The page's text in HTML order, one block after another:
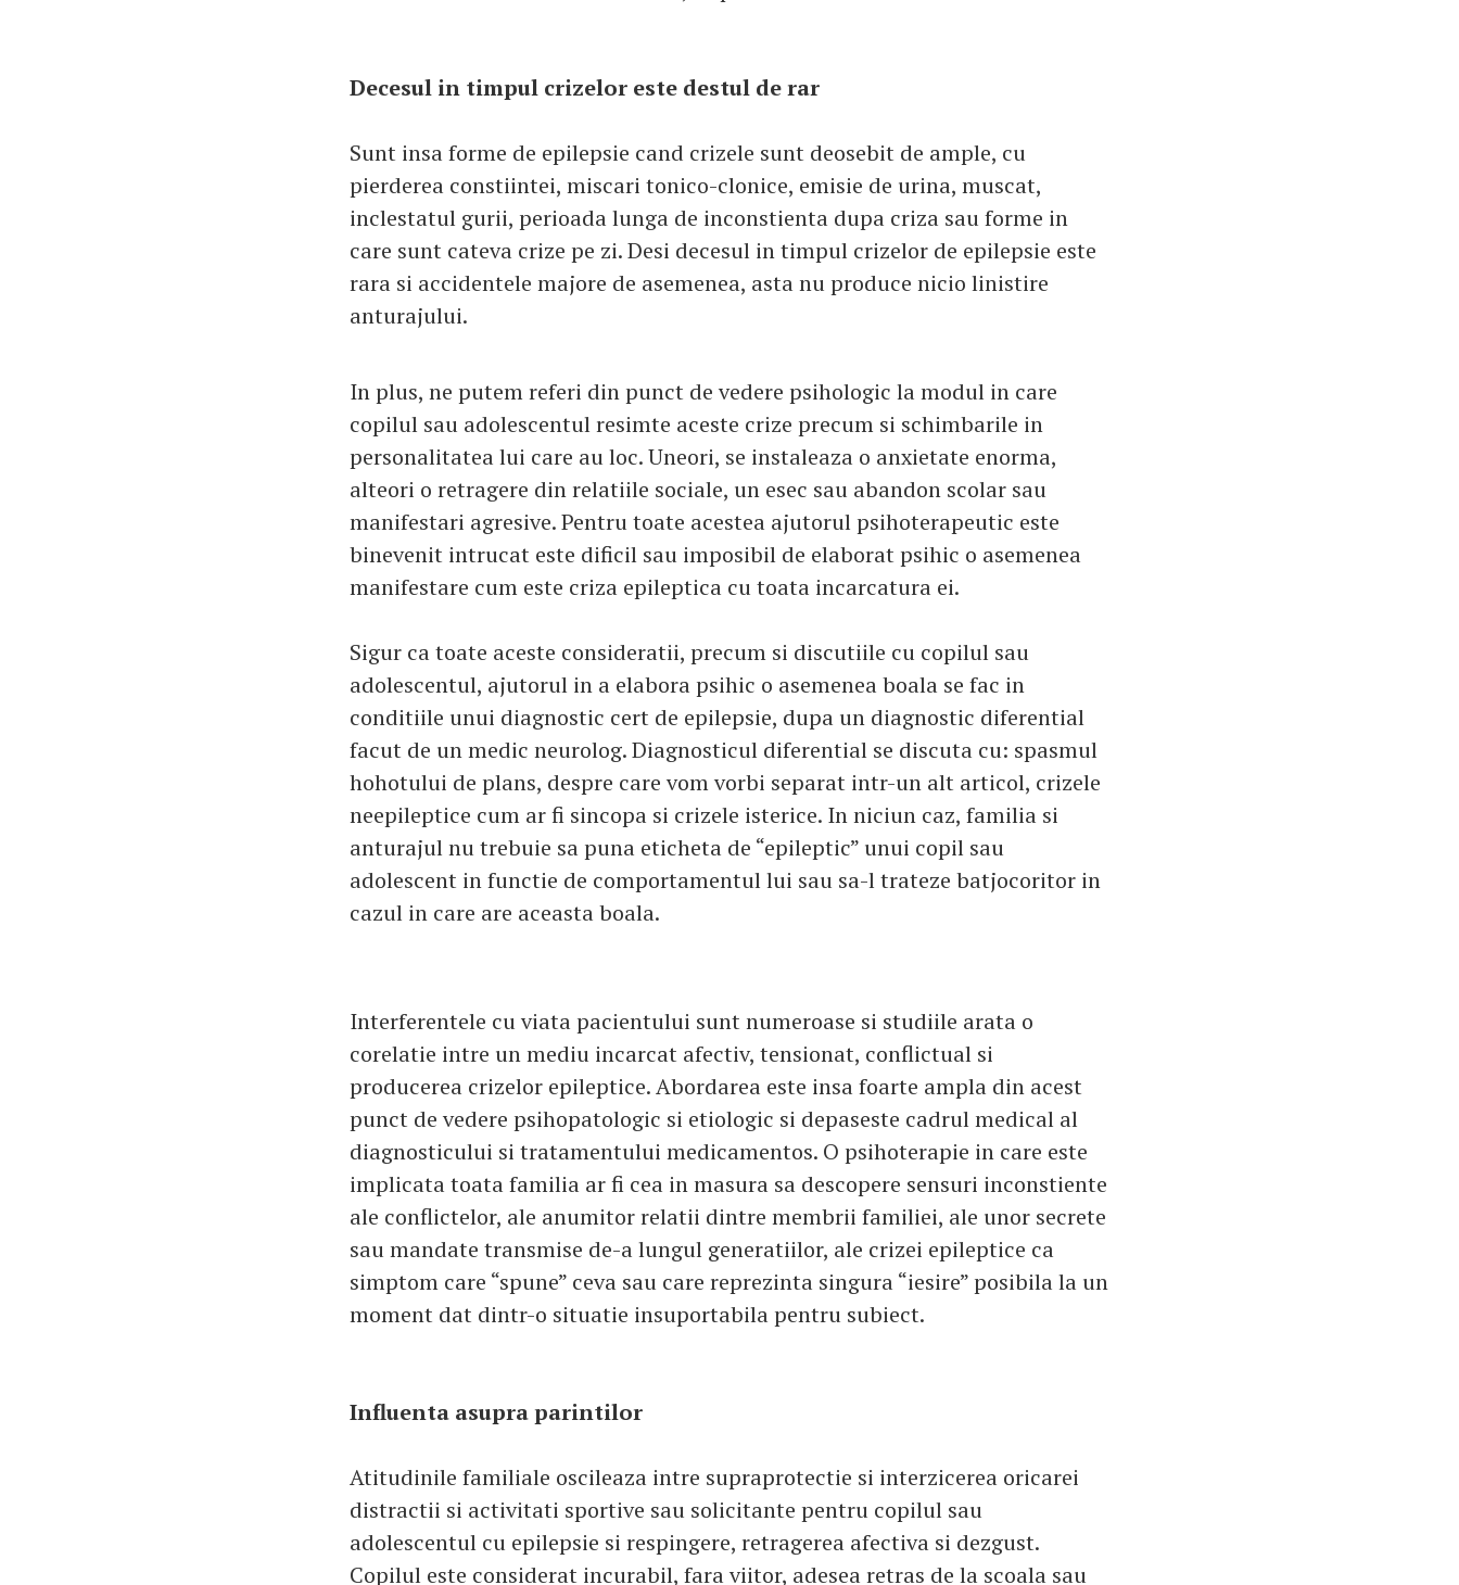
Decesul in timpul crizelor este destul de rar
Sunt insa forme de epilepsie cand crizele sunt deosebit de ample, cu
pierderea constiintei, miscari tonico-clonice, emisie de urina, muscat,
inclestatul gurii, perioada lunga de inconstienta dupa criza sau forme in
care sunt cateva crize pe zi. Desi decesul in timpul crizelor de epilepsie este
rara si accidentele majore de asemenea, asta nu produce nicio linistire
anturajului.
In plus, ne putem referi din punct de vedere psihologic la modul in care
copilul sau adolescentul resimte aceste crize precum si schimbarile in
personalitatea lui care au loc. Uneori, se instaleaza o anxietate enorma,
alteori o retragere din relatiile sociale, un esec sau abandon scolar sau
manifestari agresive. Pentru toate acestea ajutorul psihoterapeutic este
binevenit intrucat este dificil sau imposibil de elaborat psihic o asemenea
manifestare cum este criza epileptica cu toata incarcatura ei.
Sigur ca toate aceste consideratii, precum si discutiile cu copilul sau
adolescentul, ajutorul in a elabora psihic o asemenea boala se fac in
conditiile unui diagnostic cert de epilepsie, dupa un diagnostic diferential
facut de un medic neurolog. Diagnosticul diferential se discuta cu: spasmul
hohotului de plans, despre care vom vorbi separat intr-un alt articol, crizele
neepileptice cum ar fi sincopa si crizele isterice. In niciun caz, familia si
anturajul nu trebuie sa puna eticheta de “epileptic” unui copil sau
adolescent in functie de comportamentul lui sau sa-l trateze batjocoritor in
cazul in care are aceasta boala.
Interferentele cu viata pacientului sunt numeroase si studiile arata o
corelatie intre un mediu incarcat afectiv, tensionat, conflictual si
producerea crizelor epileptice. Abordarea este insa foarte ampla din acest
punct de vedere psihopatologic si etiologic si depaseste cadrul medical al
diagnosticului si tratamentului medicamentos. O psihoterapie in care este
implicata toata familia ar fi cea in masura sa descopere sensuri inconstiente
ale conflictelor, ale anumitor relatii dintre membrii familiei, ale unor secrete
sau mandate transmise de-a lungul generatiilor, ale crizei epileptice ca
simptom care “spune” ceva sau care reprezinta singura “iesire” posibila la un
moment dat dintr-o situatie insuportabila pentru subiect.
Influenta asupra parintilor
Atitudinile familiale oscileaza intre supraprotectie si interzicerea oricarei
distractii si activitati sportive sau solicitante pentru copilul sau
adolescentul cu epilepsie si respingere, retragerea afectiva si dezgust.
Copilul este considerat incurabil, fara viitor, adesea retras de la scoala sau